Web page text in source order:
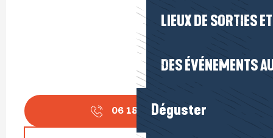
LIEUX DE SORTIES
DES ÉVÉNEMENTS
Déguster
06 15 08 36▒▒